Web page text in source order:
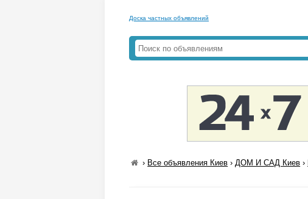
Доска частных объявлений
› Все объявления Киев ›ДОМ И САД Киев ›